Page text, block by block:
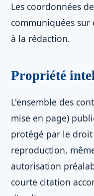
Les coordonnées
communiquées sur
à la rédaction.
Propriété
L'ensemble des
mise en page)
protégé par le droit
reproduction,
autorisation
courte citation